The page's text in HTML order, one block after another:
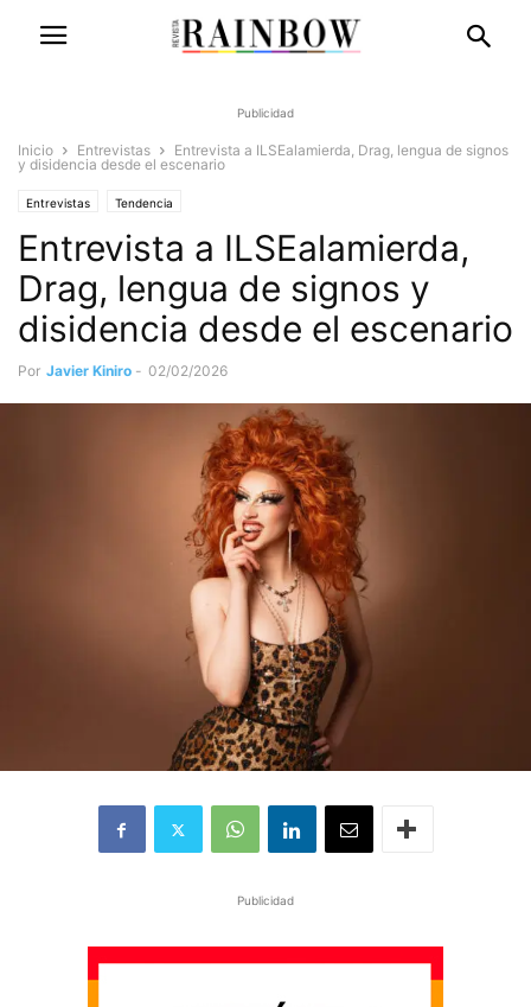
Publicidad
Inicio Entrevistas
Entrevista a ILSEalamierda, Drag, lengua de signos
y disidencia desde el escenario
Entrevistas Tendencia
Entrevista a ILSEalamierda,
Drag, lengua de signos y
disidencia desde el escenario
Por Javier Kiniro - 02/02/2026
Publicidad